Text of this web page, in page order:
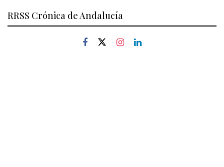
RRSS Crónica de Andalucía